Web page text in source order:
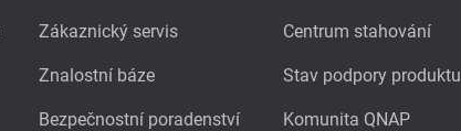
Zákaznický servis
Znalostní báze
Bezpečnostní poradenství
Centrum stahování
Stav podpory produktu
Komunita QNAP